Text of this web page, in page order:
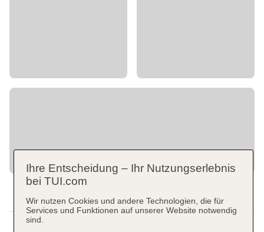
Ihre Entscheidung – Ihr Nutzungserlebnis
bei TUI.com
Wir nutzen Cookies und andere Technologien, die für
Services und Funktionen auf unserer Website notwendig
sind.